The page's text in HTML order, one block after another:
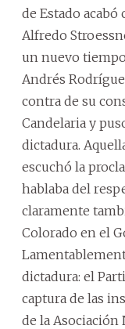
de Estado
Alfredo
un nuevo tiempo
Andrés
contra de su
Candelaria y
dictadura.
escuchó la
hablaba del
claramente
Colorado en el
dictadura: el
captura de las
de la Asociación